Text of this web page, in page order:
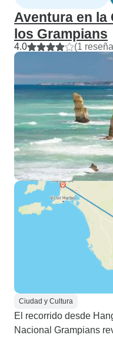
Aventura en la
los Grampians
4.0 (1
Ciudad y Cultura
El recorrido desde
Nacional Grampians